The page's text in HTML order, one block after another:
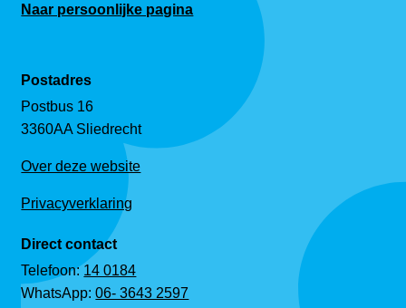
Naar persoonlijke pagina
Postadres
Postbus 16
3360AA Sliedrecht
Over deze website
Privacyverklaring
Direct contact
Telefoon:14 0184
WhatsApp:06- 3643 2597